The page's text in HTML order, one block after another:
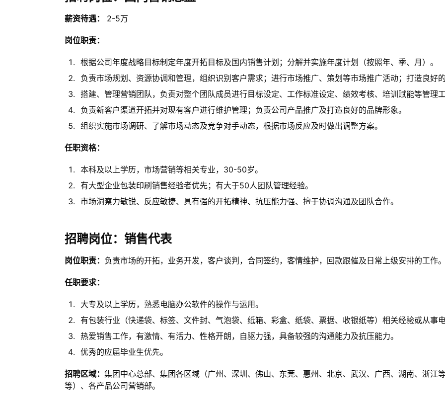
薪资待遇： 2-5万
岗位职责：
根据公司年度战略目标制定年度开拓目标及国内销售计划；分解并实施年度计划（按照年、季、月）。
负责市场规划、资源协调和管理，组织识别客户需求；进行市场推广、策划等市场推广活动；打造良好的
搭建、管理营销团队，负责对整个团队成员进行目标设定、工作标准设定、绩效考核、培训赋能等管理工
负责新客户渠道开拓并对现有客户进行维护管理；负责公司产品推广及打造良好的品牌形象。
组织实施市场调研、了解市场动态及竞争对手动态，根据市场反应及时做出调整方案。
任职资格：
本科及以上学历，市场营销等相关专业，30-50岁。
有大型企业包装印刷销售经验者优先；有大于50人团队管理经验。
市场洞察力敏锐、反应敏捷、具有强的开拓精神、抗压能力强、擅于协调沟通及团队合作。
招聘岗位：销售代表
岗位职责： 负责市场的开拓，业务开发，客户谈判，合同签约，客情维护，回款跟催及日常上级安排的工作。
任职要求：
大专及以上学历，熟悉电脑办公软件的操作与运用。
有包装行业（快递袋、标签、文件封、气泡袋、纸箱、彩盒、纸袋、票据、收银纸等）相关经验或从事
热爱销售工作，有激情、有活力、性格开朗，自驱力强，具备较强的沟通能力及抗压能力。
优秀的应届毕业生优先。
招聘区域： 集团中心总部、集团各区域（广州、深圳、佛山、东莞、惠州、北京、武汉、广西、湖南、浙江
等）、各产品公司营销部。